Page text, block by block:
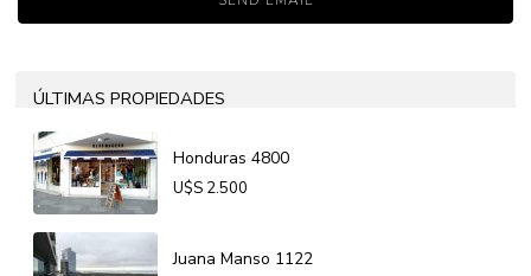
ÚLTIMAS PROPIEDADES
Honduras 4800
U$S 2.500
Juana Manso 1122